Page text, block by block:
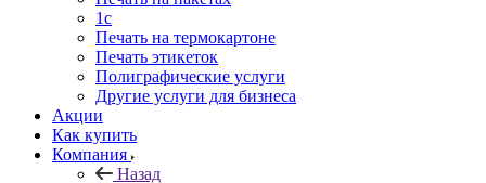
1c
Печать на термокартоне
Печать этикеток
Полиграфические услуги
Другие услуги для бизнеса
Акции
Как купить
Компания
Назад